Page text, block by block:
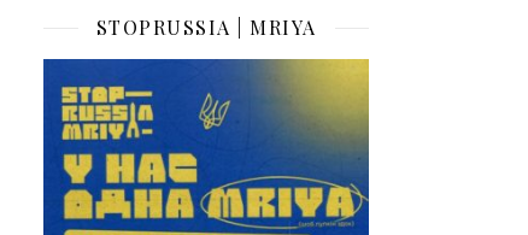
STOPRUSSIA | MRIYA